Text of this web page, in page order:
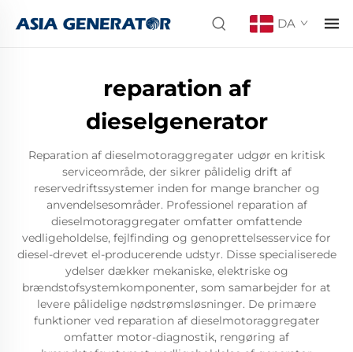
DA
reparation af
dieselgenerator
Reparation af dieselmotoraggregater udgør en kritisk
serviceområde, der sikrer pålidelig drift af
reservedriftssystemer inden for mange brancher og
anvendelsesområder. Professionel reparation af
dieselmotoraggregater omfatter omfattende
vedligeholdelse, fejlfinding og genoprettelsesservice for
diesel-drevet el-producerende udstyr. Disse specialiserede
ydelser dækker mekaniske, elektriske og
brændstofsystemkomponenter, som samarbejder for at
levere pålidelige nødstrømsløsninger. De primære
funktioner ved reparation af dieselmotoraggregater
omfatter motor-diagnostik, rengøring af